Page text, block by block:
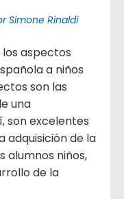
Simone Rinaldi
los aspectos
a niños
son las
una
son excelentes
adquisición de la
alumnos niños,
de la